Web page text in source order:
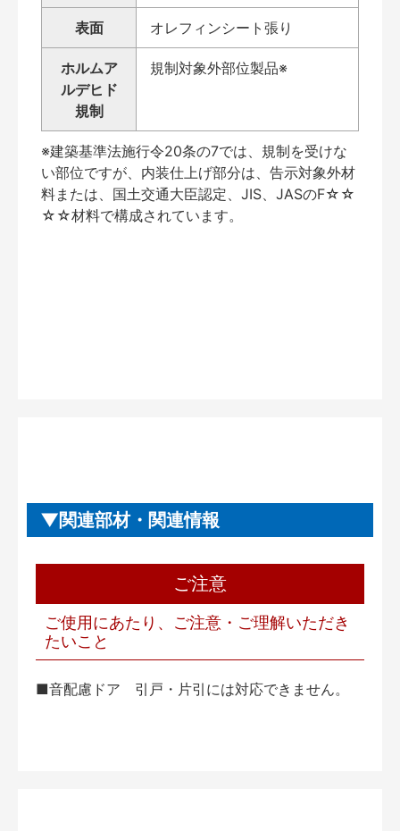
表面 オレフィンシート張り
ホルムア
ルデヒド
規制
規制対象外部位製品※
※建築基準法施行令20条の7では、規制を受けな
い部位ですが、内装仕上げ部分は、告示対象外材
料または、国土交通大臣認定、JIS、JASのF☆☆
☆☆材料で構成されています。
関連部材・関連情報
ご注意
ご使用にあたり、ご注意・ご理解いただき
たいこと
■音配慮ドア 引戸・片引には対応できません。